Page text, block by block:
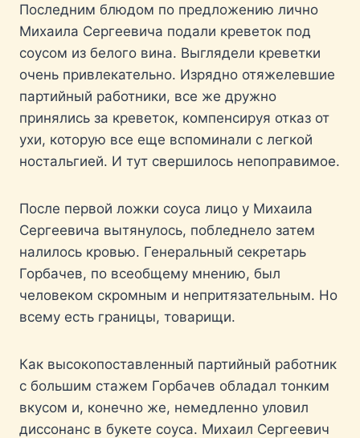
Последним блюдом по предложению лично
Михаила Сергеевича подали креветок под
соусом из белого вина. Выглядели креветки
очень привлекательно. Изрядно отяжелевшие
партийный работники, все же дружно
принялись за креветок, компенсируя отказ от
ухи, которую все еще вспоминали с легкой
ностальгией. И тут свершилось непоправимое.
После первой ложки соуса лицо у Михаила
Сергеевича вытянулось, побледнело затем
налилось кровью. Генеральный секретарь
Горбачев, по всеобщему мнению, был
человеком скромным и непритязательным. Но
всему есть границы, товарищи.
Как высокопоставленный партийный работник
с большим стажем Горбачев обладал тонким
вкусом и, конечно же, немедленно уловил
диссонанс в букете соуса. Михаил Сергеевич